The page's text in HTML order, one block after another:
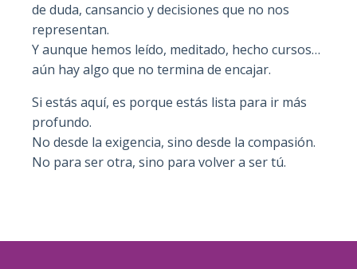
de duda, cansancio y decisiones que no nos
representan.
Y aunque hemos leído, meditado, hecho cursos…
aún hay algo que no termina de encajar.
Si estás aquí, es porque estás lista para ir más
profundo.
No desde la exigencia, sino desde la compasión.
No para ser otra, sino para volver a ser tú.